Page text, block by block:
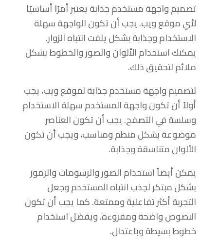
تصميم واجهة مستخدم جذابة يعتبر أمرًا أساسيًا
لأي موقع ويب. يجب أن تكون الواجهة سهلة
الاستخدام وجذابة بشكل يلفت انتباه الزوار.
يمكنك استخدام الألوان والصور والخطوط بشكل
ملائم لتحقيق ذلك.
لتصميم واجهة مستخدم جذابة لموقع ويب، يجب
أولاً أن تكون واجهة المستخدم سهلة الاستخدام
وسلسة في التصفح. يجب أن تكون العناصر
موضوعة بشكل منظم ومناسب، ويجب أن تكون
الألوان متناسقة وجذابة.
يمكن أيضاً استخدام الصور والرسومات والرموز
بشكل مبتكر لجذب انتباه المستخدم وجعل
التجربة أكثر تفاعلية وممتعة. كما يجب أن تكون
النصوص واضحة ومقروءة، ويفضل استخدام
خطوط بسيطة وباعتدال.